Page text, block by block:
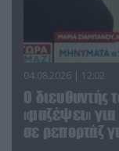
04.08.2026 | 12:02
O διευθυντής
«μαζέψει»
σε ρεπορτάζ